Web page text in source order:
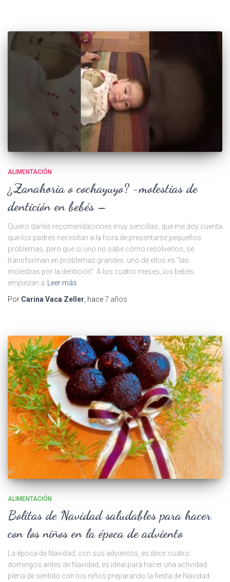
ALIMENTACIÓN
¿Zanahoria o cochayuyo? -molestias de
dentición en bebés –
Quiero darles recomendaciones muy sencillas, que me doy cuenta
que los padres necesitan a la hora de presentarse pequeños
problemas, pero que si uno no sabe cómo resolverlos, se
transforman en problemas grandes. uno de ellos es “las
molestias por la dentición”. A los cuatro meses, los bebés
empiezan a Leer más
Por Carina Vaca Zeller, hace7 años
ALIMENTACIÓN
Bolitas de Navidad saludables para hacer
con los niños en la época de adviento
La época de Navidad, con sus advientos, es decir cuatro
domingos antes de Navidad, es ideal para hacer una actividad
plena de sentido con los niños preparando la fiesta de Navidad.